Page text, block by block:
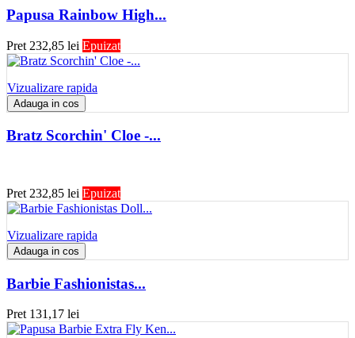
Papusa Rainbow High...
Pret 232,85 lei Epuizat
Vizualizare rapida
Adauga in cos
Bratz Scorchin' Cloe -...
Pret 232,85 lei Epuizat
Vizualizare rapida
Adauga in cos
Barbie Fashionistas...
Pret 131,17 lei